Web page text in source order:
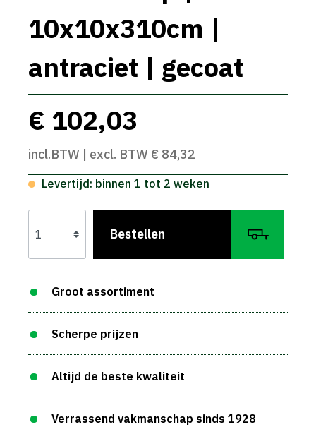
10x10x310cm |
antraciet | gecoat
€ 102,03
incl.BTW | excl. BTW € 84,32
Levertijd: binnen 1 tot 2 weken
Bestellen
Groot assortiment
Scherpe prijzen
Altijd de beste kwaliteit
Verrassend vakmanschap sinds 1928